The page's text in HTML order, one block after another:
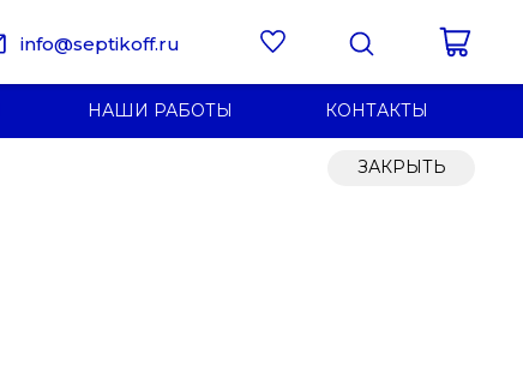
info@septikoff.ru
КОНТАКТЫ
НАШИ РАБОТЫ
ЗАКРЫТЬ